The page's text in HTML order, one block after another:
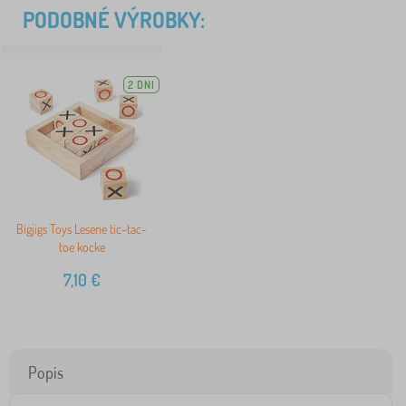
PODOBNÉ VÝROBKY:
2 DNI
Bigjigs Toys Lesene tic-tac-
toe kocke
7,10 €
Popis